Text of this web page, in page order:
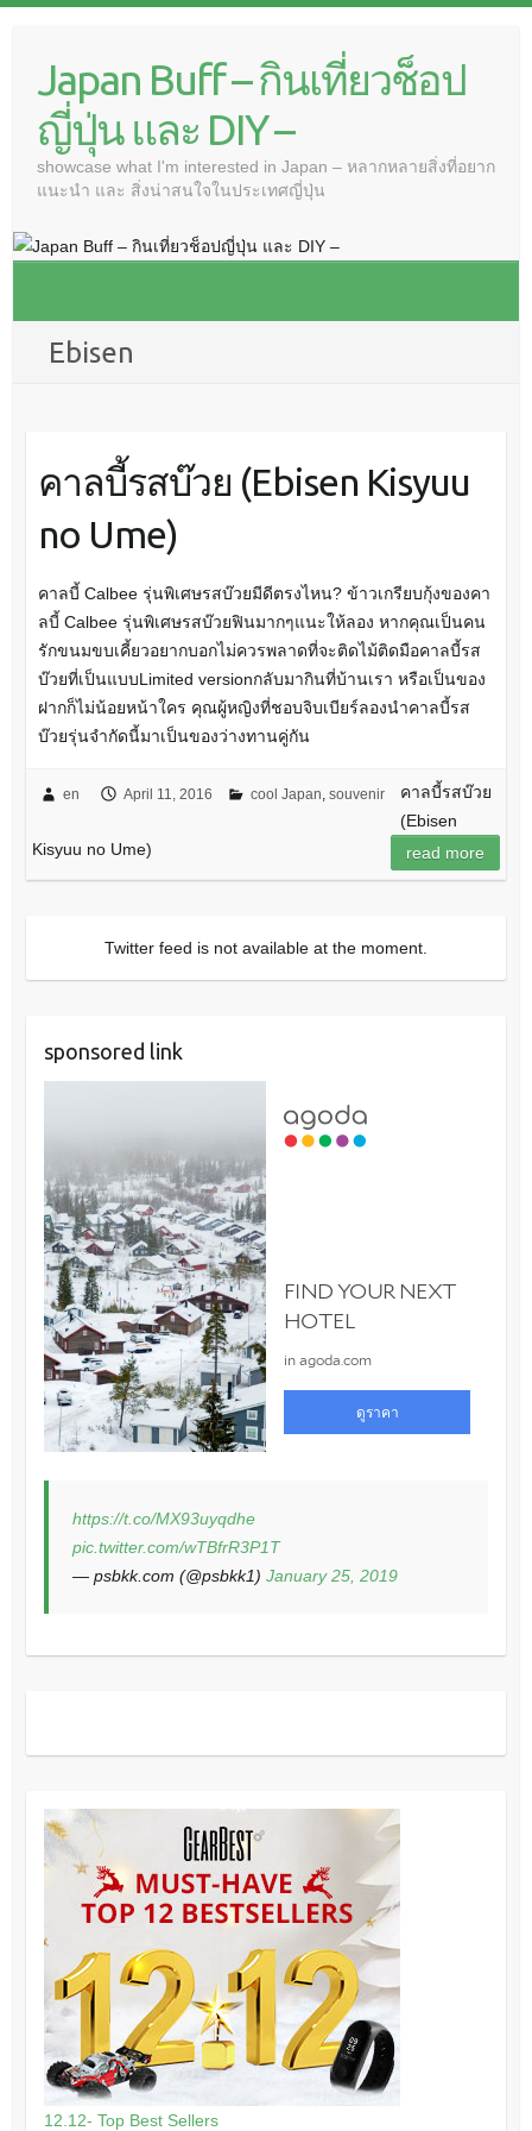
Japan Buff – กินเที่ยวช็อป
ญี่ปุ่น และ DIY –
showcase what I'm interested in Japan – หลากหลายสิ่งที่อยาก
แนะนำ และ สิ่งน่าสนใจในประเทศญี่ปุ่น
Ebisen
คาลบี้รสบ๊วย (Ebisen Kisyuu
no Ume)
คาลบี้ Calbee รุ่นพิเศษรสบ๊วยมีดีตรงไหน? ข้าวเกรียบกุ้งของคา
ลบี้ Calbee รุ่นพิเศษรสบ๊วยฟินมากๆแนะให้ลอง หากคุณเป็นคน
รักขนมขบเคี้ยวอยากบอกไม่ควรพลาดที่จะติดไม้ติดมือคาลบี้รส
บ๊วยที่เป็นแบบLimited versionกลับมากินที่บ้านเรา หรือเป็นของ
ฝากก็ไม่น้อยหน้าใคร คุณผู้หญิงที่ชอบจิบเบียร์ลองนำคาลบี้รส
บ๊วยรุ่นจำกัดนี้มาเป็นของว่างทานคู่กัน
en April 11, 2016 cool Japan, souvenir
คาลบี้รสบ๊วย
(Ebisen
Kisyuu no Ume)
read more
Twitter feed is not available at the moment.
sponsored link
https://t.co/MX93uyqdhe
pic.twitter.com/wTBfrR3P1T
— psbkk.com (@psbkk1) January 25, 2019
12.12- Top Best Sellers